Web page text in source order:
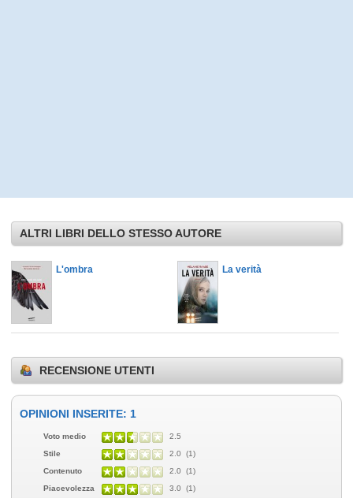
ALTRI LIBRI DELLO STESSO AUTORE
L'ombra La verità
RECENSIONE UTENTI
OPINIONI INSERITE: 1
Voto medio
2.5
Stile
2.0 (1)
Contenuto
2.0 (1)
Piacevolezza
3.0 (1)